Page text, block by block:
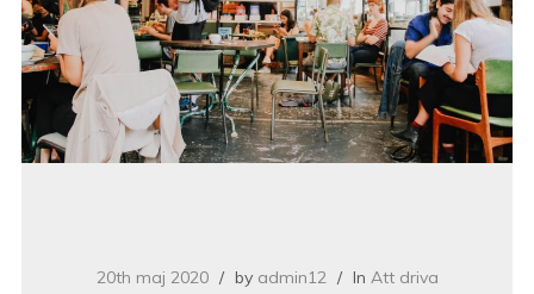
20th maj 2020 by admin12 In Att driva